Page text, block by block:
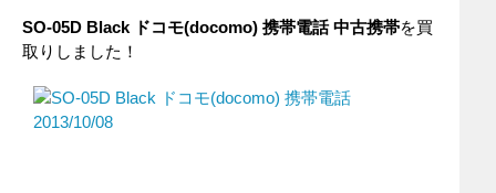
SO-05D Black ドコモ(docomo) 携帯電話中古携帯を買
取りしました！